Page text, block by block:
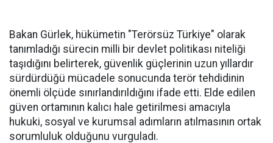
Bakan Gürlek, hükümetin "Terörsüz Türkiye" olarak
tanımladığı sürecin milli bir devlet politikası niteliği
taşıdığını belirterek, güvenlik güçlerinin uzun yıllardır
sürdürdüğü mücadele sonucunda terör tehdidinin
önemli ölçüde sınırlandırıldığını ifade etti. Elde edilen
güven ortamının kalıcı hale getirilmesi amacıyla
hukuki, sosyal ve kurumsal adımların atılmasının ortak
sorumluluk olduğunu vurguladı.